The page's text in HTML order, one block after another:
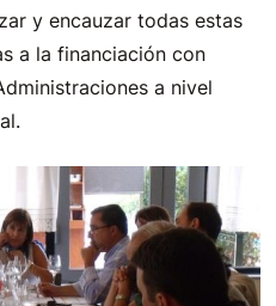
y encauzar todas estas
a la financiación con
a nivel